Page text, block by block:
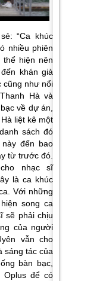
“Ca khúc
nhiều phiên
thể hiện nên
khán giả
cũng như nổi
Hà và
về dự án,
liệt kê một
sách đó
đến bao
từ trước đó.
nhạc sĩ
là ca khúc
Với những
song ca
sẽ phải chịu
của người
vẫn cho
sáng tác của
bàn bạc,
Oplus để có